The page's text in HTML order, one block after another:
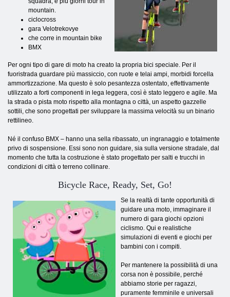
mountain.
ciclocross
gara Velotrekovye
che corre in mountain bike
BMX
Per ogni tipo di gare di moto ha creato la propria bici speciale. Per il
fuoristrada guardare più massiccio, con ruote e telai ampi, morbidi forcella
ammortizzazione. Ma questo è solo pesantezza ostentato, effettivamente
utilizzato a forti componenti in lega leggera, così è stato leggero e agile. Ma
la strada o pista moto rispetto alla montagna o città, un aspetto gazzelle
sottili, che sono progettati per sviluppare la massima velocità su un binario
rettilineo.
Né il confuso BMX – hanno una sella ribassato, un ingranaggio e totalmente
privo di sospensione. Essi sono non guidare, sia sulla versione stradale, dal
momento che tutta la costruzione è stato progettato per salti e trucchi in
condizioni di città o terreno collinare.
Bicycle Race, Ready, Set, Go!
Se la realtà di tante opportunità di
guidare una moto, immaginare il
numero di gara giochi opzioni
ciclismo. Qui e realistiche
simulazioni di eventi e giochi per
bambini con i compiti.
Per mantenere la possibilità di una
corsa non è possibile, perché
abbiamo storie per ragazzi,
puramente femminile e universali